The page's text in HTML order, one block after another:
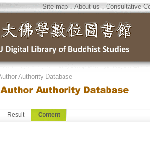
Site map．About us．Consultative
Authority Database
Result Content